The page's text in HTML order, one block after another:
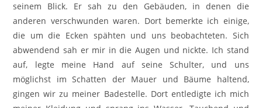
seinem Blick. Er sah zu den Gebäuden, in denen die
anderen verschwunden waren. Dort bemerkte ich einige,
die um die Ecken spähten und uns beobachteten. Sich
abwendend sah er mir in die Augen und nickte. Ich stand
auf, legte meine Hand auf seine Schulter, und uns
möglichst im Schatten der Mauer und Bäume haltend,
gingen wir zu meiner Badestelle. Dort entledigte ich mich